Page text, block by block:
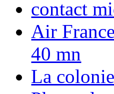
contact
Air
40 mn
La